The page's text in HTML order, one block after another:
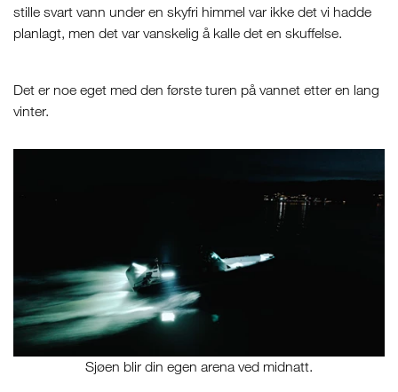
stille svart vann under en skyfri himmel var ikke det vi hadde
planlagt, men det var vanskelig å kalle det en skuffelse.
Det er noe eget med den første turen på vannet etter en lang
vinter.
Sjøen blir din egen arena ved midnatt.